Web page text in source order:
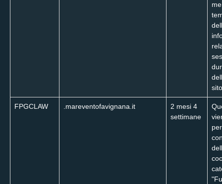
FPGCLAW .mareventofavignana.it
2 mesi 4
settimane